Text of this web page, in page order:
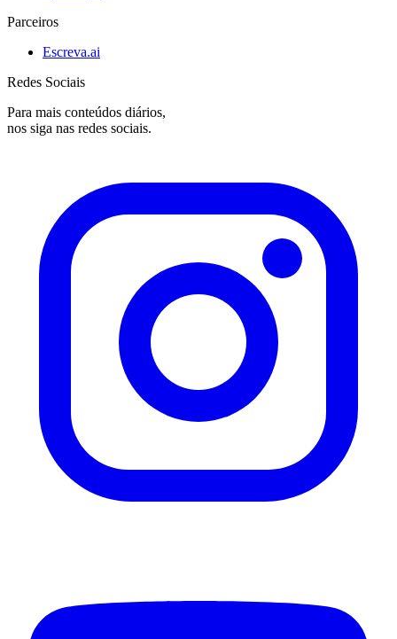
Parceiros
Escreva.ai
Redes Sociais
Para mais conteúdos diários,
nos siga nas redes sociais.